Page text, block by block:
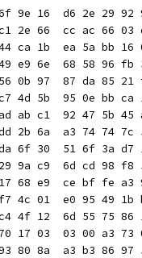
6f 9e 16  d6 2e
c1 2e 66  cc ac
44 ca 1b  ea 5a
49 e9 6e  68 58
56 0b 97  87 da
c7 4d 5b  95 0e bb
ad ab c1  92 47 5b
dd 2b 6a  a3 74
da 6f 30  51 6f 3a
29 9a c9  6d cd 98
17 68 e9  ce bf
f7 4c 01  e0 95
c4 4f 12  6d 55 75
70 17 03  03 00
93 80 8a  a3 b3